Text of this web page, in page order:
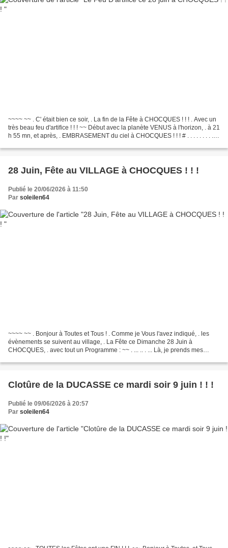
~~~~ ~~ . C' était bien ce soir, . La fin de la Fête à CHOCQUES ! ! ! . Avec un
très beau feu d'artifice ! ! ! ~~ Début avec la planète VENUS à l'horizon, . à 21
h 55 mn, et après, . EMBRASEMENT du ciel à CHOCQUES ! ! ! # . . . . . . . . . .
28 Juin, Fête au VILLAGE à CHOCQUES ! ! !
Publié le 20/06/2026 à 11:50
Par soleilen64
~~~~ ~~ . Bonjour à Toutes et Tous ! . Comme je Vous l'avez indiqué, . les
évènements se suivent au village, . La Fête ce Dimanche 28 Juin à
CHOCQUES, . avec tout un Programme : ~~ . ... .. . ... Là, je prends mes
Clotûre de la DUCASSE ce mardi soir 9 juin ! ! !
Publié le 09/06/2026 à 20:57
Par soleilen64